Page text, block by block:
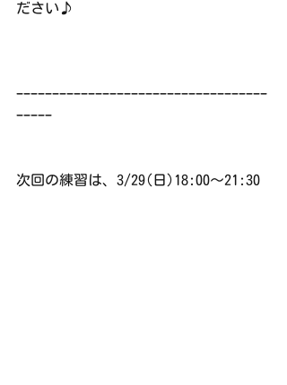
ださい♪
ｰｰｰｰｰｰｰｰｰｰｰｰｰｰｰｰｰｰｰｰｰｰｰｰｰｰｰｰｰｰｰｰｰｰｰ
ｰｰｰｰｰ
次回の練習は、3/29(日)18:00〜21:30